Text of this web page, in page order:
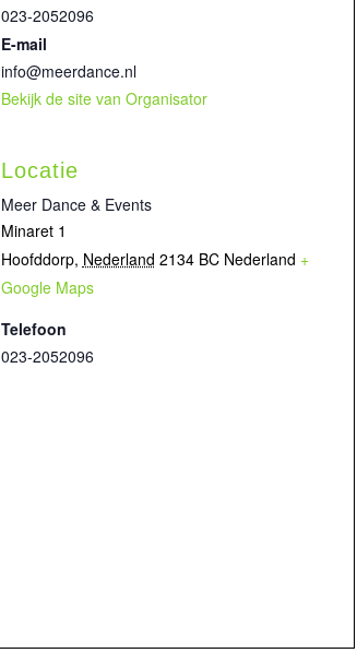
023-2052096
E-mail
info@meerdance.nl
Bekijk de site van Organisator
Locatie
Meer Dance & Events
Minaret 1
Hoofddorp, Nederland 2134 BC Nederland +
Google Maps
Telefoon
023-2052096